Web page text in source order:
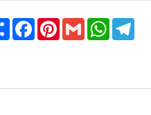
PinterestGmail
WhatsAppTelegram